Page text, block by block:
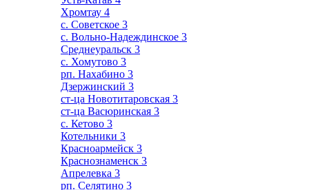
Хромтау 4
с. Советское 3
с. Вольно-Надеждинское 3
Среднеуральск 3
с. Хомутово 3
рп. Нахабино 3
Дзержинский 3
ст-ца Новотитаровская 3
ст-ца Васюринская 3
с. Кетово 3
Котельники 3
Красноармейск 3
Краснознаменск 3
Апрелевка 3
рп. Селятино 3